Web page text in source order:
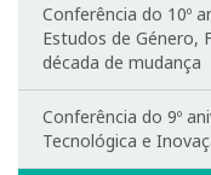
Mensagem de
Programa
Website do
Conferência do 10º
Estudos de Género,
década de mudança
Conferência do 9º
Tecnológica e